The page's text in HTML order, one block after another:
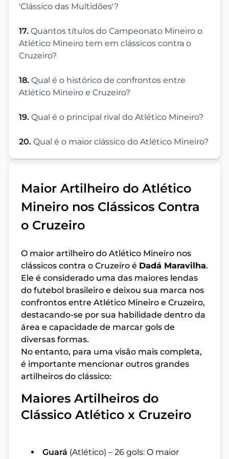
'Clássico das Multidões'?
17. Quantos títulos do Campeonato Mineiro o
Atlético Mineiro tem em clássicos contra o
Cruzeiro?
18. Qual é o histórico de confrontos entre
Atlético Mineiro e Cruzeiro?
19. Qual é o principal rival do Atlético Mineiro?
20. Qual é o maior clássico do Atlético Mineiro?
Maior Artilheiro do Atlético
Mineiro nos Clássicos Contra
o Cruzeiro
O maior artilheiro do Atlético Mineiro nos
clássicos contra o Cruzeiro é Dadá Maravilha.
Ele é considerado uma das maiores lendas
do futebol brasileiro e deixou sua marca nos
confrontos entre Atlético Mineiro e Cruzeiro,
destacando-se por sua habilidade dentro da
área e capacidade de marcar gols de
diversas formas.
No entanto, para uma visão mais completa,
é importante mencionar outros grandes
artilheiros do clássico:
Maiores Artilheiros do
Clássico Atlético x Cruzeiro
Guará (Atlético) – 26 gols: O maior